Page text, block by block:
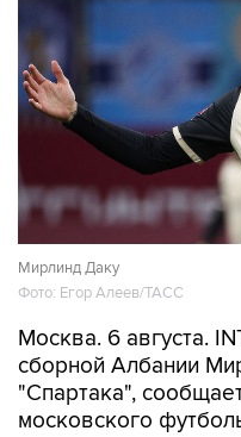
Мирлинд Даку
Фото: Егор Алеев/ТАСС
Москва. 6 августа.
сборной Албании
"Спартака",
московского